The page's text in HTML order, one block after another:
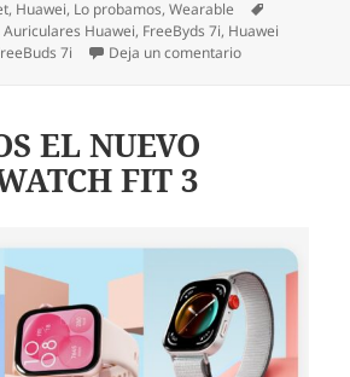
, Huawei, Lo probamos,Wearable
Auriculares Huawei, FreeByds 7i, Huawei
7i Deja un comentarioen Huawei
EL NUEVO
FIT 3